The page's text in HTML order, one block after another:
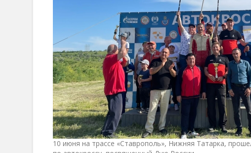
10 июня на трассе «Ставрополь», Нижняя Татарка,